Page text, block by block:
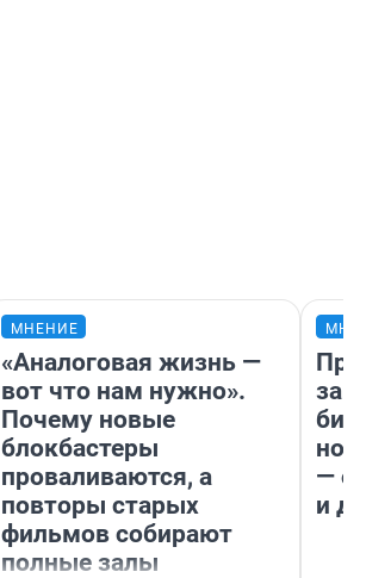
МНЕНИЕ
«Аналоговая жизнь —
вот что нам нужно».
Почему новые
блокбастеры
проваливаются, а
повторы старых
фильмов собирают
полные залы
— он
и